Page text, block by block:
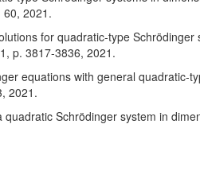
60, 2021.
for quadratic-type
p. 3817-3836, 2021.
equations with general quadratic-
2021.
Schrödinger system in